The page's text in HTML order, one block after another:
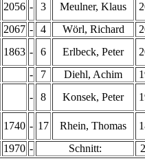
2056 - 3 Meulner, Klaus
2067 - 4 Wörl, Richard
1863 - 6 Erlbeck, Peter
- 7 Diehl, Achim
- 8 Konsek, Peter
1740 - 17 Rhein, Thomas
1970 - Schnitt: